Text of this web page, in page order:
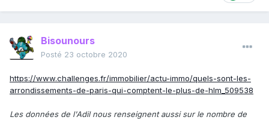
Bisounours
Posté 23 octobre 2020
https://www.challenges.fr/immobilier/actu-immo/quels-sont-les-
arrondissements-de-paris-qui-comptent-le-plus-de-hlm_509538
Les données de l'Adil nous renseignent aussi sur le nombre de